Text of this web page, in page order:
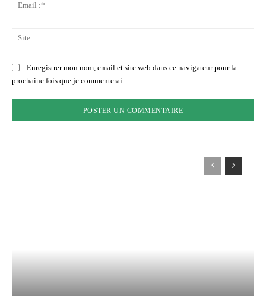
Enregistrer mon nom, email et site web dans ce navigateur pour la
prochaine fois que je commenterai.